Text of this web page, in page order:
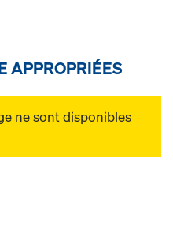
APPROPRIÉES
ne sont disponibles